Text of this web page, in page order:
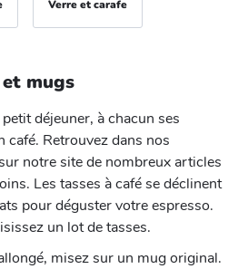
Verre et carafe
mugs
déjeuner, à chacun ses
café. Retrouvez dans nos
notre site de nombreux articles
Les tasses à café se déclinent
pour déguster votre espresso.
un lot de tasses.
misez sur un mug original.